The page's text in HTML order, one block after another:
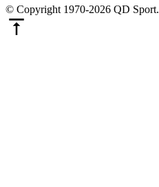
© Copyright 1970-2026 QD Sport.